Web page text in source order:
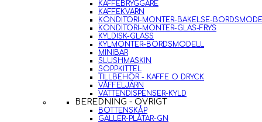
KAFFEBRYGGARE
KAFFEKVARN
KONDITORI-MONTER-BAKELSE-
KONDITORI-MONTER-GLAS-FRYS
KYLDISK-GLASS
KYLMONTER-BORDSMODELL
MINIBAR
SLUSHMASKIN
SOPPKITTEL
TILLBEHÖR - KAFFE O DRYCK
VÅFFELJÄRN
VATTENDISPENSER-KYLD
BEREDNING - ÖVRIGT
BOTTENSKÅP
GALLER-PLÅTAR-GN